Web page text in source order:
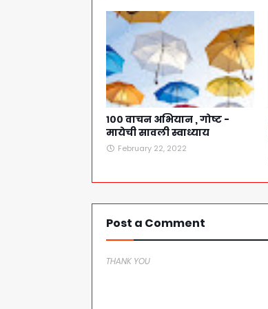
१०० वाचन अभियान , गोष्ट -
मायेची सावली स्वाध्याय
February 22, 2022
Post a Comment
THANK YOU